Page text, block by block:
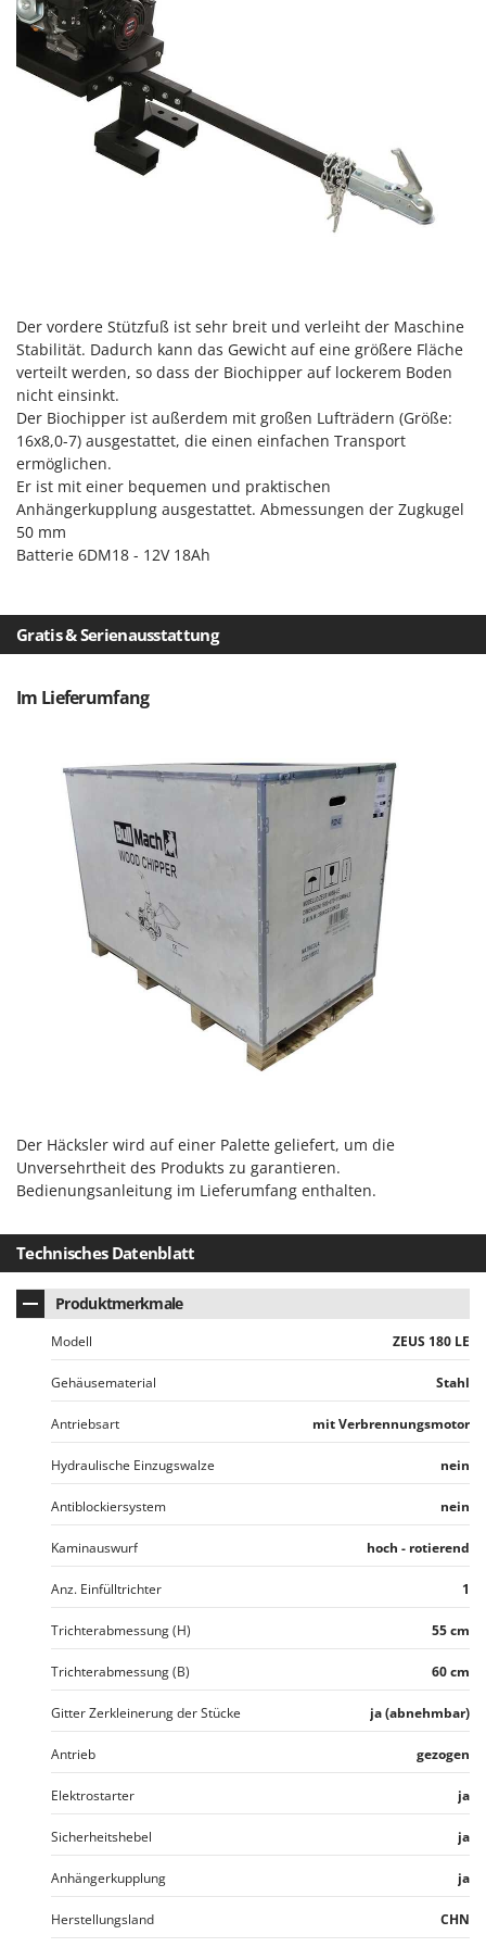
Spiralmac
Spring Protezione
Spyro
Stiga
Tellarini Pompe
Telwin
Tenco
Tineco
Titania
Tornado
Tre Spade
Trev - Abrek - TecnoVIR
Troy-Bilt
U
Udor
Verdemax
Vesco
Volpi
Waldner
Weber
Y Yard Force
Z
Zanon
Zephir
ZGrills
Zodiac
Der vordere Stützfuß ist sehr breit und verleiht der Maschine
Stabilität. Dadurch kann das Gewicht auf eine größere Fläche
verteilt werden, so dass der Biochipper auf lockerem Boden
nicht einsinkt.
Der Biochipper ist außerdem mit großen Lufträdern (Größe:
16x8,0-7) ausgestattet, die einen einfachen Transport
ermöglichen.
Er ist mit einer bequemen und praktischen
Anhängerkupplung ausgestattet. Abmessungen der Zugkugel
50 mm
Batterie 6DM18 - 12V 18Ah
Gratis & Serienausstattung
Im Lieferumfang
Der Häcksler wird auf einer Palette geliefert, um die
Unversehrtheit des Produkts zu garantieren.
Bedienungsanleitung im Lieferumfang enthalten.
Technisches Datenblatt
Produktmerkmale
Modell ZEUS 180 LE
Gehäusematerial Stahl
Antriebsart mit Verbrennungsmotor
Hydraulische Einzugswalze nein
Antiblockiersystem nein
Kaminauswurf hoch - rotierend
Anz. Einfülltrichter 1
Trichterabmessung (H) 55 cm
Trichterabmessung (B) 60 cm
Gitter Zerkleinerung der Stücke ja (abnehmbar)
Antrieb gezogen
Elektrostarter ja
Sicherheitshebel ja
Anhängerkupplung ja
Herstellungsland CHN